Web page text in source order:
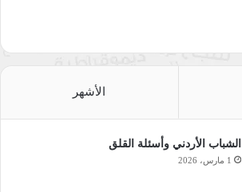
الأشهر
الشباب الأردني وأسئلة القلق
1 مارس، 2026